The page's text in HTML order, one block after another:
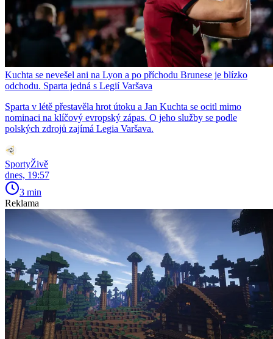
Kuchta se nevešel ani na Lyon a po příchodu Brunese je blízko
odchodu. Sparta jedná s Legií Varšava
Sparta v létě přestavěla hrot útoku a Jan Kuchta se ocitl mimo
nominaci na klíčový evropský zápas. O jeho služby se podle
polských zdrojů zajímá Legia Varšava.
SportyŽivě
dnes, 19:57
3 min
Reklama